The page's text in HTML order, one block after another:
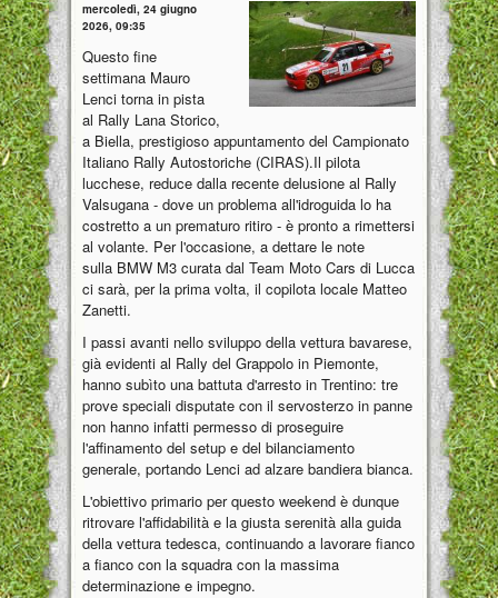
mercoledì, 24 giugno
2026, 09:35
Questo fine
settimana Mauro
Lenci torna in pista
al Rally Lana Storico,
a Biella, prestigioso appuntamento del Campionato
Italiano Rally Autostoriche (CIRAS).Il pilota
lucchese, reduce dalla recente delusione al Rally
Valsugana - dove un problema all'idroguida lo ha
costretto a un prematuro ritiro - è pronto a rimettersi
al volante. Per l'occasione, a dettare le note
sulla BMW M3 curata dal Team Moto Cars di Lucca
ci sarà, per la prima volta, il copilota locale Matteo
Zanetti.
I passi avanti nello sviluppo della vettura bavarese,
già evidenti al Rally del Grappolo in Piemonte,
hanno subìto una battuta d'arresto in Trentino: tre
prove speciali disputate con il servosterzo in panne
non hanno infatti permesso di proseguire
l'affinamento del setup e del bilanciamento
generale, portando Lenci ad alzare bandiera bianca.
L'obiettivo primario per questo weekend è dunque
ritrovare l'affidabilità e la giusta serenità alla guida
della vettura tedesca, continuando a lavorare fianco
a fianco con la squadra con la massima
determinazione e impegno.